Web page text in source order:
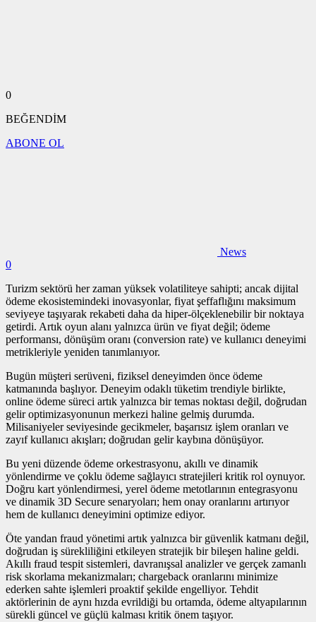
0
BEĞENDİM
ABONE OL
News
0
Turizm sektörü her zaman yüksek volatiliteye sahipti; ancak dijital
ödeme ekosistemindeki inovasyonlar, fiyat şeffaflığını maksimum
seviyeye taşıyarak rekabeti daha da hiper-ölçeklenebilir bir noktaya
getirdi. Artık oyun alanı yalnızca ürün ve fiyat değil; ödeme
performansı, dönüşüm oranı (conversion rate) ve kullanıcı deneyimi
metrikleriyle yeniden tanımlanıyor.
Bugün müşteri serüveni, fiziksel deneyimden önce ödeme
katmanında başlıyor. Deneyim odaklı tüketim trendiyle birlikte,
online ödeme süreci artık yalnızca bir temas noktası değil, doğrudan
gelir optimizasyonunun merkezi haline gelmiş durumda.
Milisaniyeler seviyesinde gecikmeler, başarısız işlem oranları ve
zayıf kullanıcı akışları; doğrudan gelir kaybına dönüşüyor.
Bu yeni düzende ödeme orkestrasyonu, akıllı ve dinamik
yönlendirme ve çoklu ödeme sağlayıcı stratejileri kritik rol oynuyor.
Doğru kart yönlendirmesi, yerel ödeme metotlarının entegrasyonu
ve dinamik 3D Secure senaryoları; hem onay oranlarını artırıyor
hem de kullanıcı deneyimini optimize ediyor.
Öte yandan fraud yönetimi artık yalnızca bir güvenlik katmanı değil,
doğrudan iş sürekliliğini etkileyen stratejik bir bileşen haline geldi.
Akıllı fraud tespit sistemleri, davranışsal analizler ve gerçek zamanlı
risk skorlama mekanizmaları; chargeback oranlarını minimize
ederken sahte işlemleri proaktif şekilde engelliyor. Tehdit
aktörlerinin de aynı hızda evrildiği bu ortamda, ödeme altyapılarının
sürekli güncel ve güçlü kalması kritik önem taşıyor.